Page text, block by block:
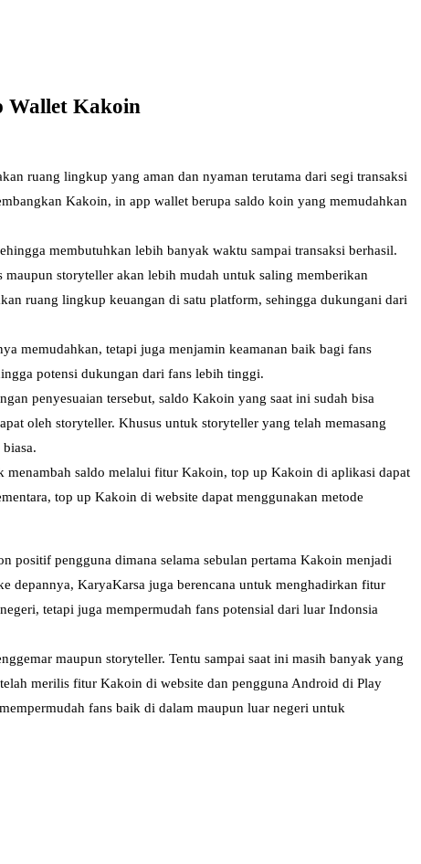
Wallet Kakoin
ruang lingkup yang aman dan nyaman terutama dari segi transaksi
Kakoin, in app wallet berupa saldo koin yang memudahkan
membutuhkan lebih banyak waktu sampai transaksi berhasil.
storyteller akan lebih mudah untuk saling memberikan
ruang lingkup keuangan di satu platform, sehingga dukungani dari
memudahkan, tetapi juga menjamin keamanan baik bagi fans
potensi dukungan dari fans lebih tinggi.
penyesuaian tersebut, saldo Kakoin yang saat ini sudah bisa
oleh storyteller. Khusus untuk storyteller yang telah memasang
saldo melalui fitur Kakoin, top up Kakoin di aplikasi dapat
top up Kakoin di website dapat menggunakan metode
positif pengguna dimana selama sebulan pertama Kakoin menjadi
depannya, KaryaKarsa juga berencana untuk menghadirkan fitur
tetapi juga mempermudah fans potensial dari luar Indonsia
maupun storyteller. Tentu sampai saat ini masih banyak yang
merilis fitur Kakoin di website dan pengguna Android di Play
fans baik di dalam maupun luar negeri untuk